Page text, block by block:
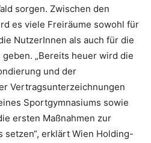
sorgen. Zwischen den
es viele Freiräume sowohl für
NutzerInnen als auch für die
„Bereits heuer wird die
und der
Vertragsunterzeichnungen
Sportgymnasiums sowie
ersten Maßnahmen zur
setzen“, erklärt Wien Holding-